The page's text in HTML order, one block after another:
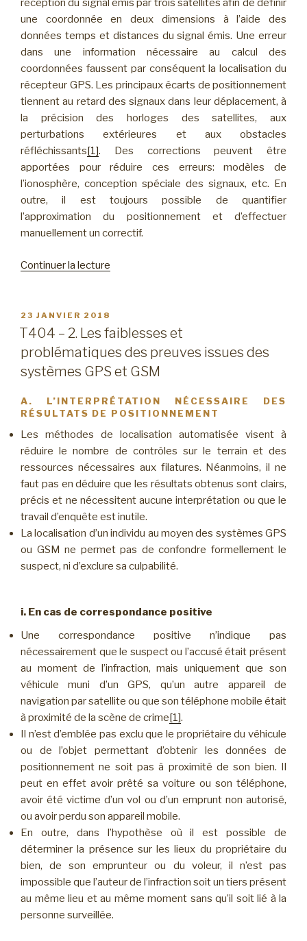
réception du signal émis par trois satellites afin de définir
une coordonnée en deux dimensions à l’aide des
données temps et distances du signal émis. Une erreur
dans une information nécessaire au calcul des
coordonnées faussent par conséquent la localisation du
récepteur GPS. Les principaux écarts de positionnement
tiennent au retard des signaux dans leur déplacement, à
la précision des horloges des satellites, aux
perturbations extérieures et aux obstacles
réfléchissants[1]. Des corrections peuvent être
apportées pour réduire ces erreurs: modèles de
l’ionosphère, conception spéciale des signaux, etc. En
outre, il est toujours possible de quantifier
l’approximation du positionnement et d’effectuer
manuellement un correctif.
Continuer la lecture
L’approximation
de
la
localisation »
PUBLIÉ
LE
23 JANVIER 2018
T404 – 2. Les faiblesses et
problématiques des preuves issues des
systèmes GPS et GSM
A. L’INTERPRÉTATION NÉCESSAIRE DES
RÉSULTATS DE POSITIONNEMENT
Les méthodes de localisation automatisée visent à
réduire le nombre de contrôles sur le terrain et des
ressources nécessaires aux filatures. Néanmoins, il ne
faut pas en déduire que les résultats obtenus sont clairs,
précis et ne nécessitent aucune interprétation ou que le
travail d’enquête est inutile.
La localisation d’un individu au moyen des systèmes GPS
ou GSM ne permet pas de confondre formellement le
suspect, ni d’exclure sa culpabilité.
i. En cas de correspondance positive
Une correspondance positive n’indique pas
nécessairement que le suspect ou l’accusé était présent
au moment de l’infraction, mais uniquement que son
véhicule muni d’un GPS, qu’un autre appareil de
navigation par satellite ou que son téléphone mobile était
à proximité de la scène de crime[1].
Il n’est d’emblée pas exclu que le propriétaire du véhicule
ou de l’objet permettant d’obtenir les données de
positionnement ne soit pas à proximité de son bien. Il
peut en effet avoir prêté sa voiture ou son téléphone,
avoir été victime d’un vol ou d’un emprunt non autorisé,
ou avoir perdu son appareil mobile.
En outre, dans l’hypothèse où il est possible de
déterminer la présence sur les lieux du propriétaire du
bien, de son emprunteur ou du voleur, il n’est pas
impossible que l’auteur de l’infraction soit un tiers présent
au même lieu et au même moment sans qu’il soit lié à la
personne surveillée.